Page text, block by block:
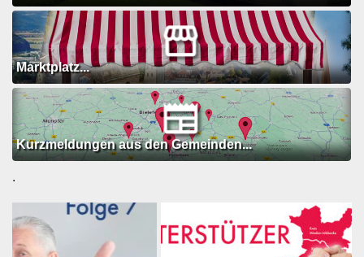
Marktplatz...
Kurzmeldungen aus den Gemeinden...
.